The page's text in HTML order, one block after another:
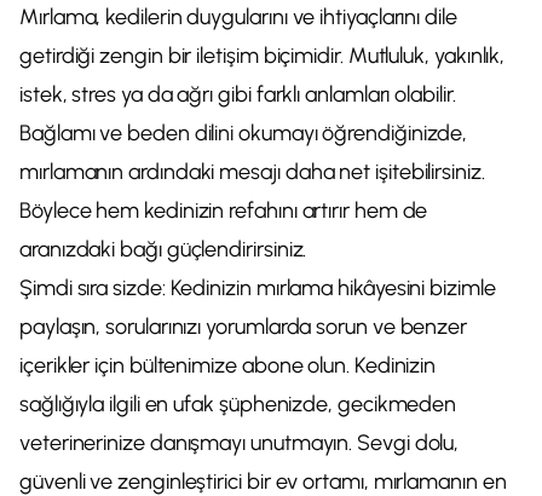
Mırlama, kedilerin duygularını ve ihtiyaçlarını dile
getirdiği zengin bir iletişim biçimidir. Mutluluk, yakınlık,
istek, stres ya da ağrı gibi farklı anlamları olabilir.
Bağlamı ve beden dilini okumayı öğrendiğinizde,
mırlamanın ardındaki mesajı daha net işitebilirsiniz.
Böylece hem kedinizin refahını artırır hem de
aranızdaki bağı güçlendirirsiniz.
Şimdi sıra sizde: Kedinizin mırlama hikâyesini bizimle
paylaşın, sorularınızı yorumlarda sorun ve benzer
içerikler için bültenimize abone olun. Kedinizin
sağlığıyla ilgili en ufak şüphenizde, gecikmeden
veterinerinize danışmayı unutmayın. Sevgi dolu,
güvenli ve zenginleştirici bir ev ortamı, mırlamanın en